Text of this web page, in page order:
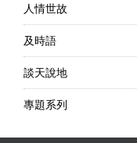
人情世故
及時語
談天說地
專題系列